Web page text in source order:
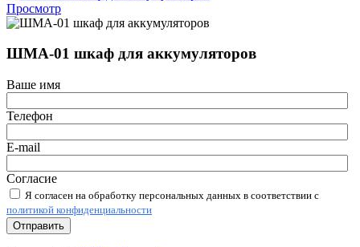
Просмотр
ШМА-01 шкаф для аккумуляторов
Ваше имя
Телефон
E-mail
Согласие
Я согласен на обработку персональных данных в соответствии с
политикой конфиденциальности
Отправить